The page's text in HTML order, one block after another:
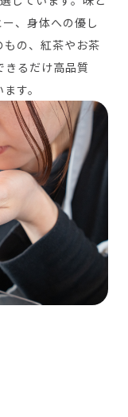
、身体への優し
もの、紅茶やお茶
きるだけ高品質
す。